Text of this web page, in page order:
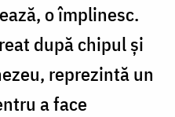
o împlinesc.
după chipul şi
reprezintă un
a face